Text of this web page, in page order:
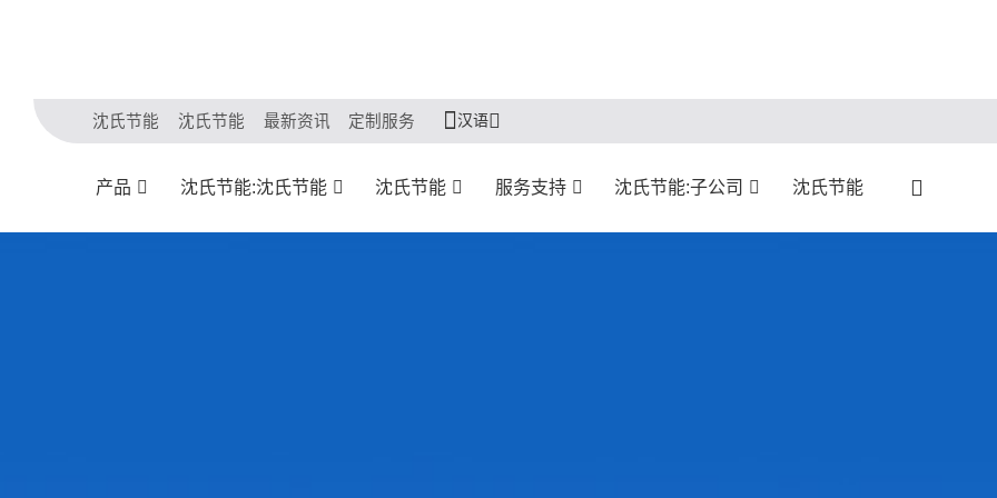
沈氏节能 沈氏节能 最新资讯 定制服务 汉语
产品 沈氏节能:沈氏节能 沈氏节能 服务支持 沈氏节能:子公司 沈氏节能